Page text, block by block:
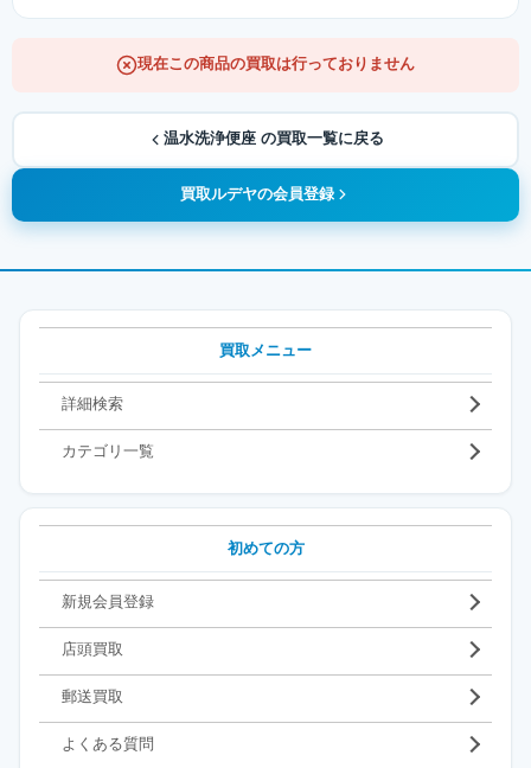
現在この商品の買取は行っておりません
温水洗浄便座 の買取一覧に戻る
買取ルデヤの会員登録
買取メニュー
詳細検索
カテゴリ一覧
初めての方
新規会員登録
店頭買取
郵送買取
よくある質問